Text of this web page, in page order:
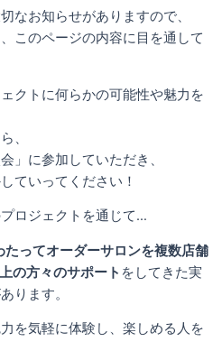
なお知らせがありますので、
このページの内容に目を通して
クトに何らかの可能性や魅力を
、
」に参加していただき、
ていってください！
ロジェクトを通じて…
ってオーダーサロンを複数店舗
の方々のサポート をしてきた実
ります。
を気軽に体験し、楽しめる人を